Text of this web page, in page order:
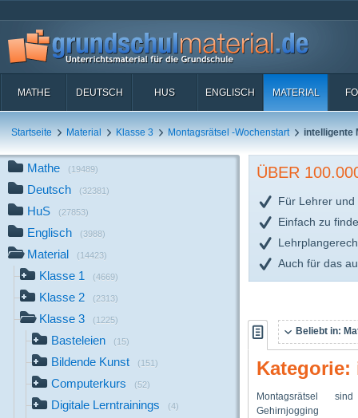
MATHE DEUTSCH HUS ENGLISCH MATERIAL
Startseite Material Klasse 3 Montagsrätsel -Wochenstart intelligente
Mathe (19489)
Deutsch (32381)
HuS (27853)
Englisch (3988)
Material (14423)
Klasse 1 (4669)
Klasse 2 (2313)
Klasse 3 (1225)
Basteleien (15)
Bildende Kunst (151)
Computerkurs (52)
Digitale Lerntrainings (4)
ÜBER
Für Lehrer und
Einfach zu
Auch für das
Beliebt in:
Kategorie:
Montagsrätsel
Aufmerksamkeit usw.)
gestärkt werden. Die
konkrete Rätsel
werden und dann